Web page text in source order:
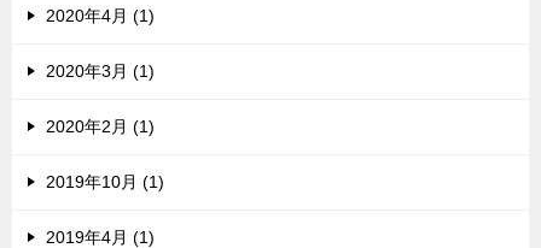
2020年4月 (1)
2020年3月 (1)
2020年2月 (1)
2019年10月 (1)
2019年4月 (1)